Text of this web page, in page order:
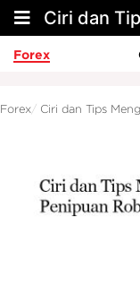
Forex
Forex Ciri dan Tips